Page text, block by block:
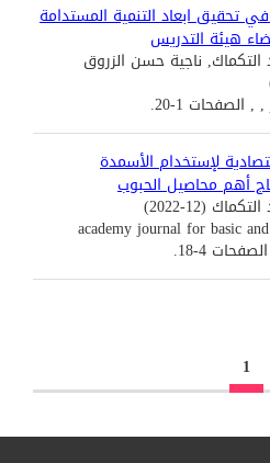
في تحقيق ابعاد التنمية المستدامة
هيئة التدريس
ناجية حسن الزروق
الصفحات 1-20.
لإستخدام الأسمدة
أهم محاصيل الحبوب
(12-2022)
(AJBAS) academy journal for basic
1